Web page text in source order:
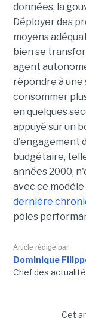
données, la
Déployer des
moyens
bien se
agent
répondre à
consommer
en quelques
appuyé sur un
d'engagement
budgétaire,
années 2000,
avec ce modèle
dernière
pôles
Article rédigé par
Dominique
Chef des
Cet